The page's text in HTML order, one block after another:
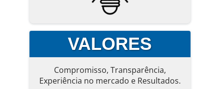
VALORES
Compromisso, Transparência,
Experiência no mercado e Resultados.